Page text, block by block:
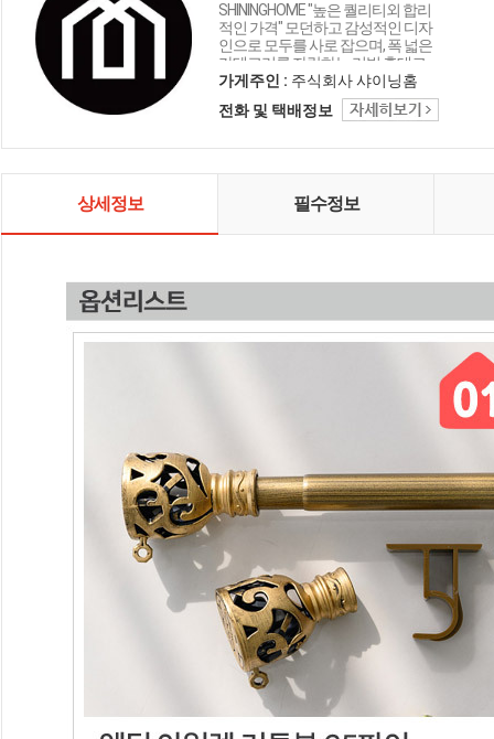
SHININGHOME "높은 퀄리티외 합리
적인 가격" 모던하고 감성적인 디자
인으로 모두를 사로 잡으며, 폭 넓은
카테고리를 자랑하는 리빙 홈데코
인테리어 샤이닝홈입니다.
가게주인 : 주식회사 샤이닝홈
전화 및 택배정보
상세정보 필수정보